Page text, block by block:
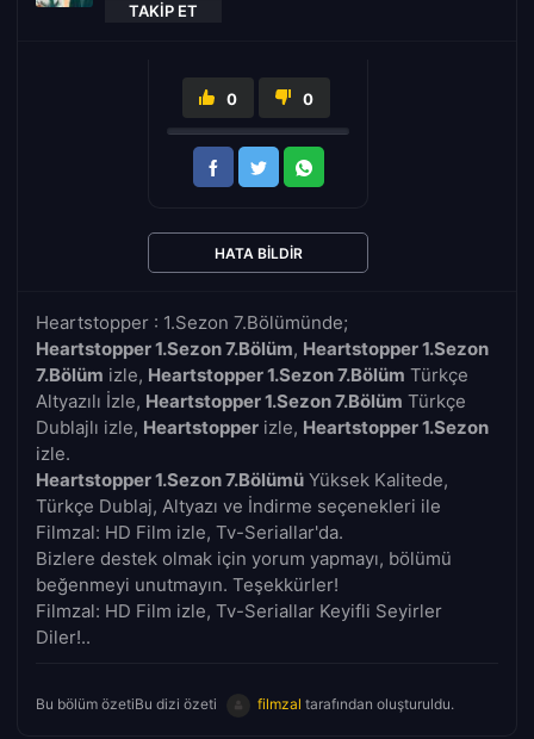
TAKIP ET
Heartstopper : 1.Sezon 7.Bölümünde;
Heartstopper 1.Sezon 7.Bölüm, Heartstopper 1.Sezon
7.Bölüm izle, Heartstopper 1.Sezon 7.Bölüm Türkçe
Altyazılı İzle, Heartstopper 1.Sezon 7.Bölüm Türkçe
Dublajlı izle, Heartstopper izle, Heartstopper 1.Sezon
izle.
Heartstopper 1.Sezon 7.Bölümü Yüksek Kalitede,
Türkçe Dublaj, Altyazı ve İndirme seçenekleri ile
Filmzal: HD Film izle, Tv-Seriallar'da.
Bizlere destek olmak için yorum yapmayı, bölümü
beğenmeyi unutmayın. Teşekkürler!
Filmzal: HD Film izle, Tv-Seriallar Keyifli Seyirler
Diler!..
Bu bölüm özetiBu dizi özeti filmzal tarafından oluşturuldu.
0 0
HATA BILDIR